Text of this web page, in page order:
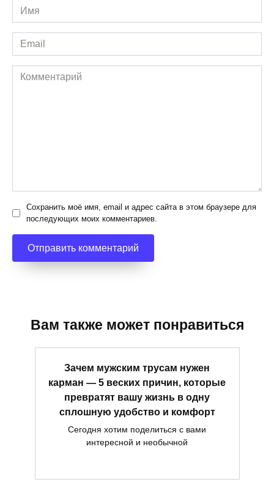
Имя
*
Email
*
Комментарий
Сохранить моё имя, email и адрес сайта в этом браузере для
последующих моих комментариев.
Вам также может понравиться
Зачем мужским трусам нужен
карман — 5 веских причин, которые
превратят вашу жизнь в одну
сплошную удобство и комфорт
Сегодня хотим поделиться с вами
интересной и необычной